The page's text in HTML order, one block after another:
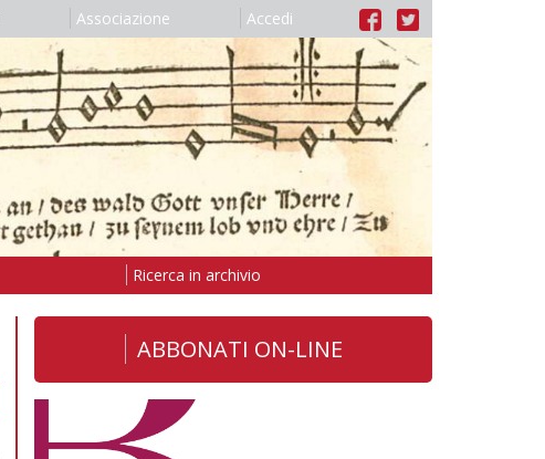
Associazione Accedi
Ricerca in archivio
ABBONATI ON-LINE